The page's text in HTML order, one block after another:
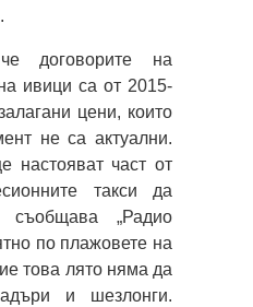
договорите на
ивици са от 2015-
цени, които
не са актуални.
настояват част от
такси да
съобщава „Радио
по плажовете на
това лято няма да
и шезлонги.